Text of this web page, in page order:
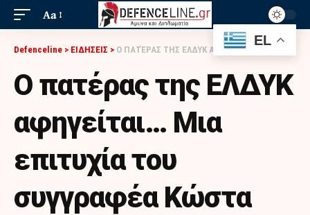
Aa
Defenceline > ΕΙΔΗΣΕΙΣ > Ο ΠΑΤΈΡΑΣ ΤΗΣ ΕΛΔΥΚ ΑΦΗΓΕΊΤΑΙ… ΜΙΑ ΕΠΙΤΥΧΊΑ ΤΟΥ ΣΥΓΓΡΑΦΈΑ ΚΏΣΤΑ ΔΗΜΗΤΡΙΆΔΗ ΠΟΥ ΘΑ ΣΥΖΗΤΗΘΕΊ!
Ο πατέρας της ΕΛΔΥΚ
αφηγείται… Μια
επιτυχία του
συγγραφέα Κώστα
EL